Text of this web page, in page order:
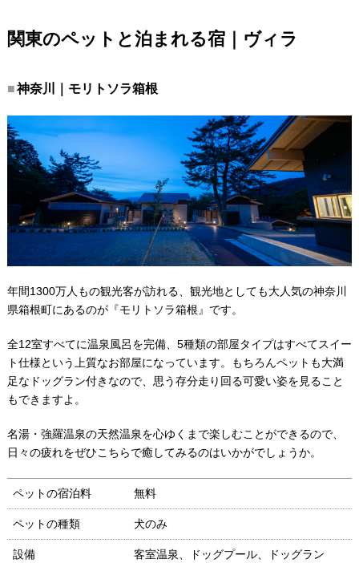
関東のペットと泊まれる宿｜ヴィラ
神奈川｜モリトソラ箱根
年間1300万人もの観光客が訪れる、観光地としても大人気の神奈川
県箱根町にあるのが『モリトソラ箱根』です。
全12室すべてに温泉風呂を完備、5種類の部屋タイプはすべてスイー
ト仕様という上質なお部屋になっています。もちろんペットも大満
足なドッグラン付きなので、思う存分走り回る可愛い姿を見ること
もできますよ。
名湯・強羅温泉の天然温泉を心ゆくまで楽しむことができるので、
日々の疲れをぜひこちらで癒してみるのはいかがでしょうか。
ペットの宿泊料 無料
ペットの種類 犬のみ
設備 客室温泉、ドッグプール、ドッグラン